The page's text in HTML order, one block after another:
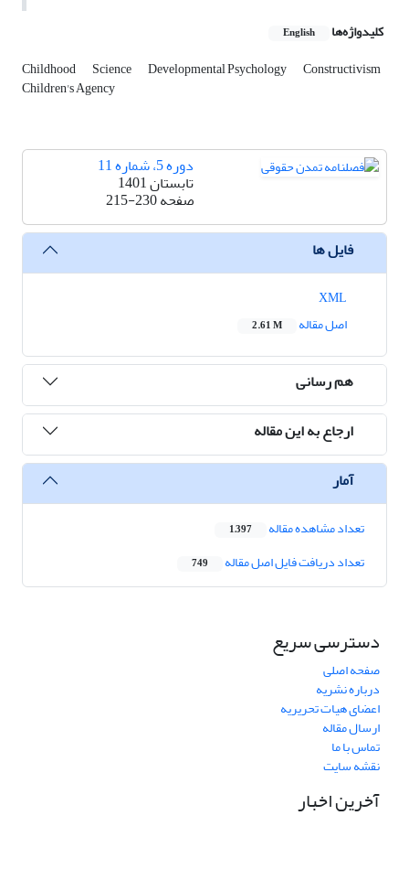
کلیدواژه‌ها English
Childhood Science Developmental Psychology Constructivism
Children's Agency
دوره 5، شماره 11
تابستان 1401
صفحه215-230
فایل ها
اصل مقاله
2.61 M
هم رسانی
ارجاع به این مقاله
آمار
تعداد مشاهده مقاله 1,397
تعداد دریافت فایل اصل مقاله 749
دسترسی سریع
صفحه اصلی
درباره نشریه
اعضای هیات تحریریه
ارسال مقاله
تماس با ما
نقشه سایت
آخرین اخبار